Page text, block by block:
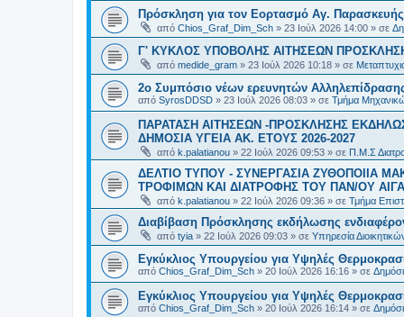
Πρόσκληση για τον Εορτασμό Αγ.
από Chios_Graf_Dim_Sch » 23 Ιούλ 2026 14:00 » σε
Γ' ΚΥΚΛΟΣ ΥΠΟΒΟΛΗΣ ΑΙΤΗΣΕΩΝ
από medide_gram » 23 Ιούλ 2026 10:18 » σε
2ο Συμπόσιο νέων ερευνητών
από SyrosDDSD » 23 Ιούλ 2026 08:03 » σε Τμήμα
ΠΑΡΑΤΑΣΗ ΑΙΤΗΣΕΩΝ -ΠΡΟΣΚΛΗΣΗΣ
ΔΗΜΟΣΙΑ ΥΓΕΙΑ AK. ETOYΣ 2026-2027
από k.palatianou » 22 Ιούλ 2026 09:53 » σε Π.Μ.Σ
ΔΕΛΤΙΟ ΤΥΠΟΥ - ΣΥΝΕΡΓΑΣΙΑ ΖΥΘΟΠΟΙΙΑ
ΤΡΟΦΙΜΩΝ ΚΑΙ ΔΙΑΤΡΟΦΗΣ ΤΟΥ ΠΑΝ/ΟΥ
από k.palatianou » 22 Ιούλ 2026 09:36 » σε Τμήμα
Διαβίβαση Πρόσκλησης εκδήλωσης
από tyia » 22 Ιούλ 2026 09:03 » σε Υπηρεσία
Εγκύκλιος Υπουργείου για Υψηλές
από Chios_Graf_Dim_Sch » 20 Ιούλ 2026 16:16 » σε
Εγκύκλιος Υπουργείου για Υψηλές
από Chios_Graf_Dim_Sch » 20 Ιούλ 2026 16:14 » σε